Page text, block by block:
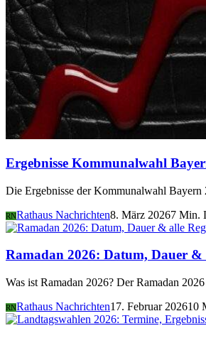
Ergebnisse Kommunalwahl
Die Ergebnisse der Kommunalwahl
RNRathaus Nachrichten8. März 20267 Min.
Ramadan 2026: Datum, Dauer &
Was ist Ramadan 2026? Der Ramadan
RNRathaus Nachrichten17. Februar 202610